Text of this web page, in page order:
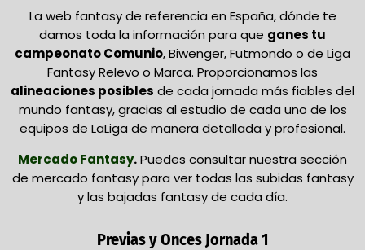
La web fantasy de referencia en España, dónde te
damos toda la información para que ganes tu
campeonato Comunio, Biwenger, Futmondo o de Liga
Fantasy Relevo o Marca. Proporcionamos las
alineaciones posibles de cada jornada más fiables del
mundo fantasy, gracias al estudio de cada uno de los
equipos de LaLiga de manera detallada y profesional.
Mercado Fantasy.Puedes consultar nuestra sección
de mercado fantasy para ver todas las subidas fantasy
y las bajadas fantasy de cada día.
Previas y Onces Jornada 1